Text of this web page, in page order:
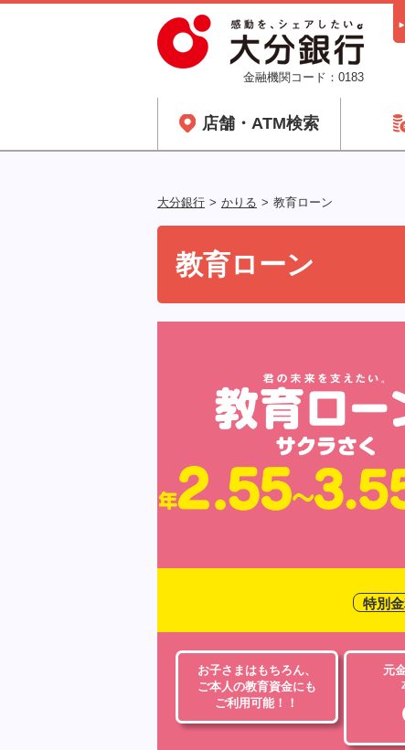
金融機関コード：0183
店舗・ATM検索
大分銀行 かりる 教育ローン
教育ローン
特別
お子さまはもちろん、
ご本人の教育資金にも
ご利用可能！！
元